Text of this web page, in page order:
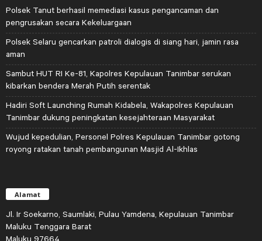
Polsek Tanut berhasil memediasi kasus pengancaman dan
pengrusakan secara Kekeluargaan
Polsek Selaru gencarkan patroli dialogis di siang hari, jamin rasa
aman
Sambut HUT RI Ke-81, Kapolres Kepulauan Tanimbar serukan
kibarkan bendera Merah Putih serentak
Hadiri Soft Launching Rumah Kidabela, Wakapolres Kepulauan
Tanimbar dukung peningkatan kesejahteraan Masyarakat
Wujud kepedulian, Personel Polres Kepulauan Tanimbar gotong
royong ratakan tanah pembangunan Masjid Al-Ikhlas
Alamat
Jl. Ir Soekarno, Saumlaki, Pulau Yamdena, Kepulauan Tanimbar
Maluku Tenggara Barat
Maluku 97664